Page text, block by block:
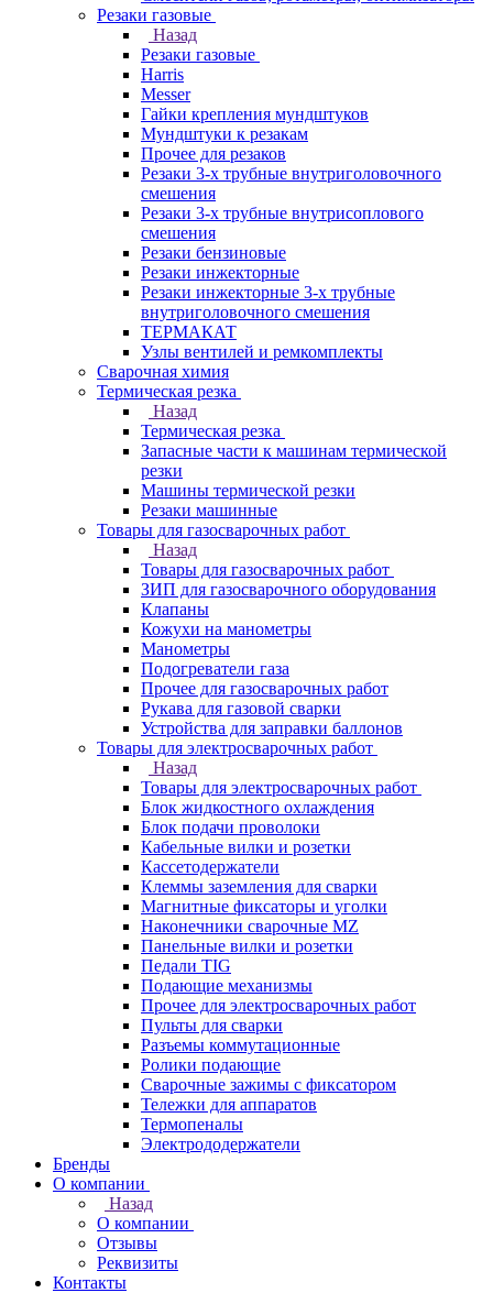
Резаки газовые
Назад
Резаки газовые
Harris
Messer
Гайки крепления мундштуков
Мундштуки к резакам
Прочее для резаков
Резаки 3-х трубные внутриголовочного
смешения
Резаки 3-х трубные внутрисоплового
смешения
Резаки бензиновые
Резаки инжекторные
Резаки инжекторные 3-х трубные
внутриголовочного смешения
ТЕРМАКАТ
Узлы вентилей и ремкомплекты
Сварочная химия
Термическая резка
Назад
Термическая резка
Запасные части к машинам термической
резки
Машины термической резки
Резаки машинные
Товары для газосварочных работ
Назад
Товары для газосварочных работ
ЗИП для газосварочного оборудования
Клапаны
Кожухи на манометры
Манометры
Подогреватели газа
Прочее для газосварочных работ
Рукава для газовой сварки
Устройства для заправки баллонов
Товары для электросварочных работ
Назад
Товары для электросварочных работ
Блок жидкостного охлаждения
Блок подачи проволоки
Кабельные вилки и розетки
Кассетодержатели
Клеммы заземления для сварки
Магнитные фиксаторы и уголки
Наконечники сварочные MZ
Панельные вилки и розетки
Педали TIG
Подающие механизмы
Прочее для электросварочных работ
Пульты для сварки
Разъемы коммутационные
Ролики подающие
Сварочные зажимы с фиксатором
Тележки для аппаратов
Термопеналы
Электрододержатели
Бренды
О компании
Назад
О компании
Отзывы
Реквизиты
Контакты